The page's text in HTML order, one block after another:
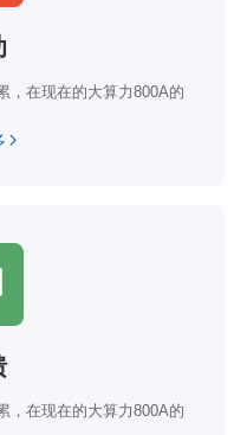
，在现在的大算力800A的
，在现在的大算力800A的